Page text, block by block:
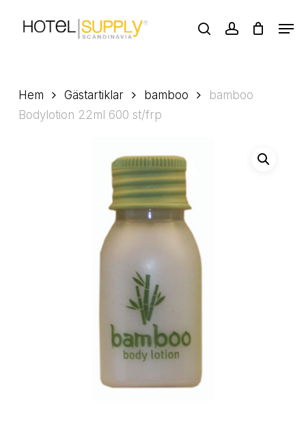
searchaccount
Hem Gästartiklar bamboo
bamboo
Bodylotion 22ml 600 st/frp